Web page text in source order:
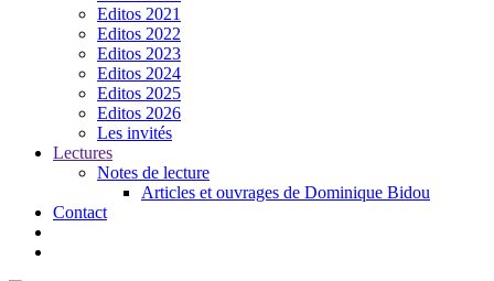
Editos 2021
Editos 2022
Editos 2023
Editos 2024
Editos 2025
Editos 2026
Les invités
Lectures
Notes de lecture
Articles et ouvrages de Dominique Bidou
Contact